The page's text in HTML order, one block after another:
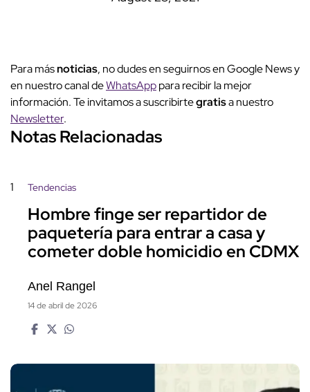
Para másnoticias, no dudes en seguirnos en Google News y
en nuestro canal deWhatsApppara recibir la mejor
información. Te invitamos a suscribirtegratisa nuestro
Newsletter.
Notas Relacionadas
1 Tendencias
Hombre finge ser repartidor de
paquetería para entrar a casa y
cometer doble homicidio en CDMX
Anel Rangel
14 de abril de 2026